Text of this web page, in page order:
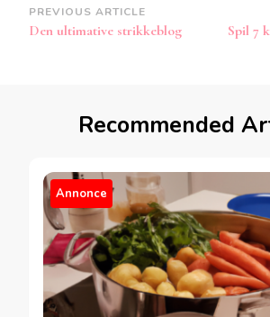
Post
Navigation
PREVIOUS ARTICLE
Den ultimative strikkeblog
Spil 7
Recommended
Annonce